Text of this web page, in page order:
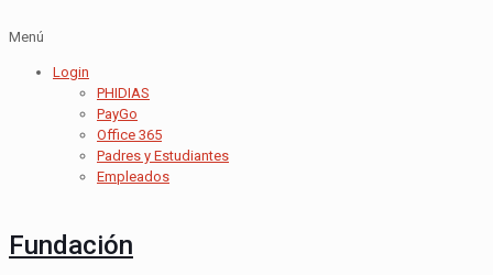
Menú
Login
PHIDIAS
PayGo
Office 365
Padres y Estudiantes
Empleados
Fundación